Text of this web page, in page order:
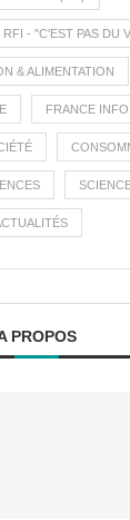
RFI - "C'EST PAS DU
& ALIMENTATION
FRANCE INFO
PROPOS